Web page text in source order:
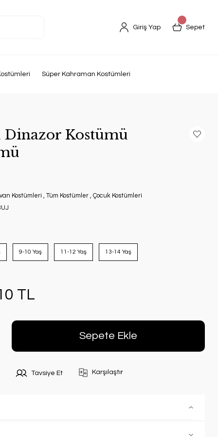
Giriş Yap Sepet
Süper Kahraman Kostümleri
Dinazor Kostümü
Kostümleri , Tüm Kostümler , Çocuk Kostümleri
9-10 Yaş 11-12 Yaş 13-14 Yaş
TL
Sepete Ekle
Tavsiye Et Karşılaştır